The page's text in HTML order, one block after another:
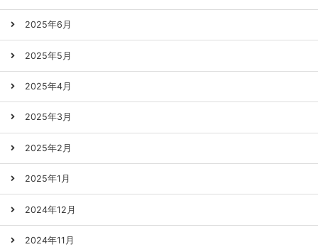
2025年6月
2025年5月
2025年4月
2025年3月
2025年2月
2025年1月
2024年12月
2024年11月